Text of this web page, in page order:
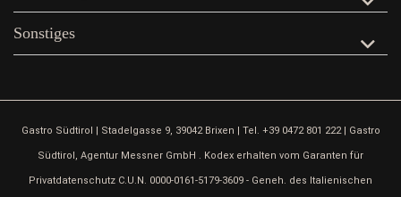
Sonstiges
Gastro Südtirol | Stadelgasse 9, 39042 Brixen | Tel. +39 0472 801 222 | Gastro
Südtirol, Agentur Messner GmbH . Kodex erhalten vom Garanten für
Privatdatenschutz C.U.N. 0000-0161-5179-3609 - Geneh. des Italienischen